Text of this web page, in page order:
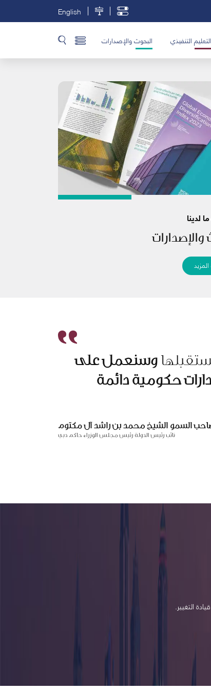
English
التعليم التنفيذي البحوث والإصدارات
لدينا
والإصدارات
وسنعمل على
حكومية دائمة
السمو الشيخ محمد بن راشد آل مكتوم
نائب رئيس الدولة رئيس مجلس الوزراء حاكم دبي
التغيير.